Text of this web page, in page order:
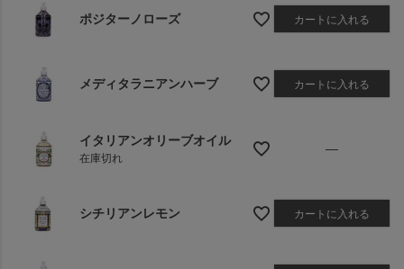
ポジターノローズ カートに入れる
メディタラニアンハーブ カートに入れる
イタリアンオリーブオイル
在庫切れ
—
シチリアンレモン カートに入れる